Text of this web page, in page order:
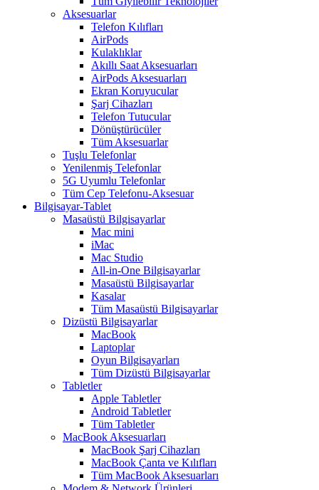
Aksesuarlar
Telefon Kılıfları
AirPods
Kulaklıklar
Akıllı Saat Aksesuarları
AirPods Aksesuarları
Ekran Koruyucular
Şarj Cihazları
Telefon Tutucular
Dönüştürücüler
Tüm Aksesuarlar
Tuşlu Telefonlar
Yenilenmiş Telefonlar
5G Uyumlu Telefonlar
Tüm Cep Telefonu-Aksesuar
Bilgisayar-Tablet
Masaüstü Bilgisayarlar
Mac mini
iMac
Mac Studio
All-in-One Bilgisayarlar
Masaüstü Bilgisayarlar
Kasalar
Tüm Masaüstü Bilgisayarlar
Dizüstü Bilgisayarlar
MacBook
Laptoplar
Oyun Bilgisayarları
Tüm Dizüstü Bilgisayarlar
Tabletler
Apple Tabletler
Android Tabletler
Tüm Tabletler
MacBook Aksesuarları
MacBook Şarj Cihazları
MacBook Çanta ve Kılıfları
Tüm MacBook Aksesuarları